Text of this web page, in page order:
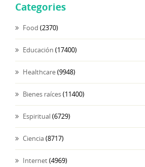
Categories
Food (2370)
Educación (17400)
Healthcare(9948)
Bienes raíces(11400)
Espiritual(6729)
Ciencia(8717)
Internet(4969)